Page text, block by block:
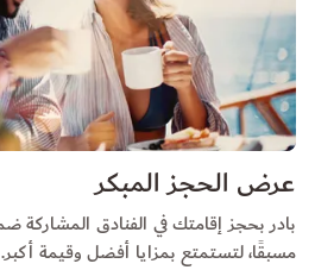
عرض الحجز المبكر
مسبقًا، لتستمتع بمزايا أفضل وقيمة أكبر.